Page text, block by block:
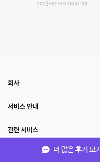
2023-01-19 16:51:09
더 많은 후기 보기
회사
서비스 안내
관련 서비스